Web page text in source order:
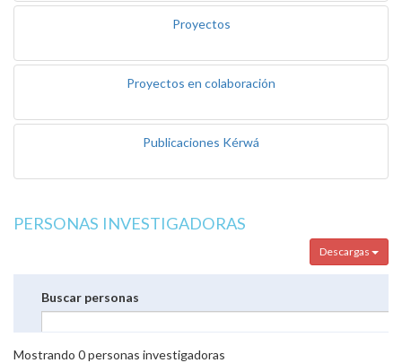
Proyectos
Proyectos en colaboración
Publicaciones Kérwá
PERSONAS INVESTIGADORAS
Descargas
Buscar personas
Mostrando 0personas investigadoras